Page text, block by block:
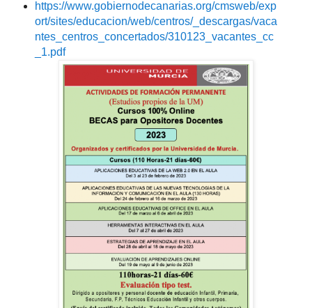
https://www.gobiernodecanarias.org/cmsweb/exp
ort/sites/educacion/web/centros/_descargas/vaca
ntes_centros_concertados/310123_vacantes_cc
_1.pdf